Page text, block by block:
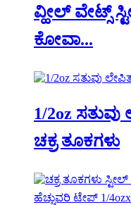
ವ್ಹೀಲ್ ವೇಟ್ಸ್
ಕೋವಾ...
1/2oz
ಚಕ್ರ ತೂಕಗಳು